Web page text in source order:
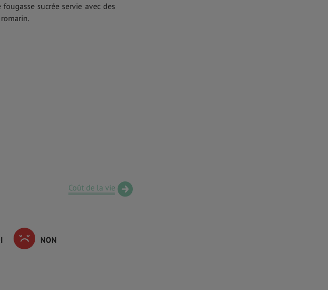
fougasse sucrée servie avec des
Coût de la vie
NON